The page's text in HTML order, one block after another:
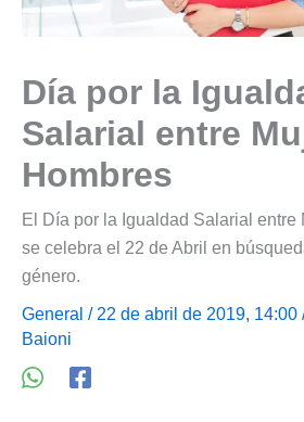
Día por la
Salarial entre
Hombres
El Día por la Igualdad Salarial entre
se celebra el 22 de Abril en
género.
General / 22 de abril de 2019, 14:00
Baioni